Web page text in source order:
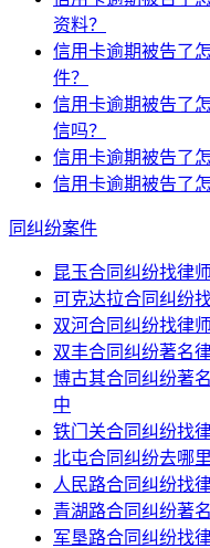
资料？
信用卡逾期被告了
件？
信用卡逾期被告了
信吗？
信用卡逾期被告了
信用卡逾期被告了
同纠纷案件
昆玉合同纠纷找律
可克达拉合同纠纷
双河合同纠纷找律
双丰合同纠纷著名
博古其合同纠纷著
中
铁门关合同纠纷找
北屯合同纠纷去哪
人民路合同纠纷找
青湖路合同纠纷著
军垦路合同纠纷找